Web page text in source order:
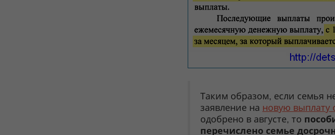
Таким образом, если семья
заявление на новую выплату
одобрено в августе, то
перечислено семье